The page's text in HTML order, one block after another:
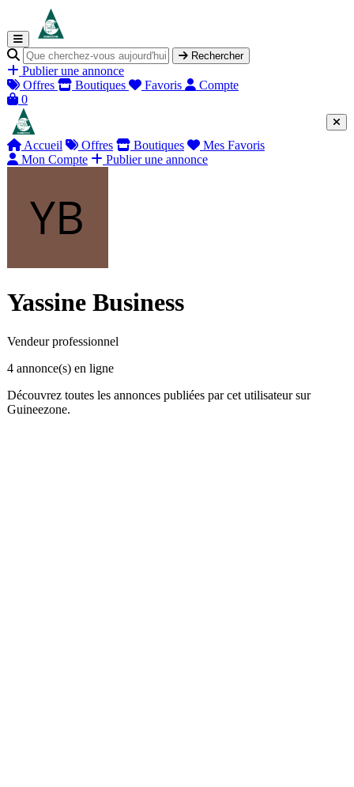
Rechercher
Publier une annonce
Offres
Boutiques Favoris
Compte
0
Accueil Offres Boutiques
Mes Favoris
Mon Compte
Publier une annonce
Yassine Business
Vendeur professionnel
4 annonce(s) en ligne
Découvrez toutes les annonces publiées par cet utilisateur sur
Guineezone.